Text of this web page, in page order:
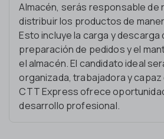
Almacén, serás responsable de
distribuir los productos de
Esto incluye la carga y descarga
preparación de pedidos y el
el almacén. El candidato ideal
organizada, trabajadora y
CTT Express ofrece
desarrollo profesional.